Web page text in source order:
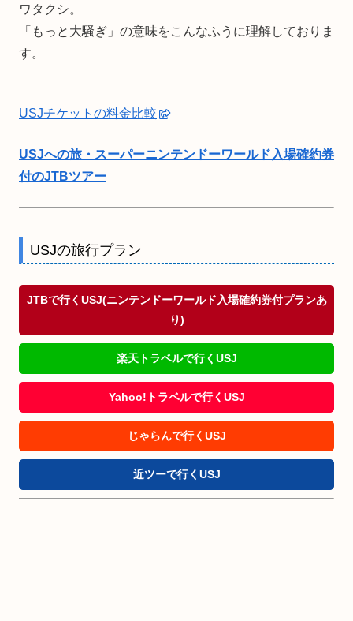
ワタクシ。
「もっと大騒ぎ」の意味をこんなふうに理解しておりま
す。
USJチケットの料金比較
USJへの旅・スーパーニンテンドーワールド入場確約券
付のJTBツアー
USJの旅行プラン
JTBで行くUSJ(ニンテンドーワールド入場確約券付プランあ
り)
楽天トラベルで行くUSJ
Yahoo!トラベルで行くUSJ
じゃらんで行くUSJ
近ツーで行くUSJ